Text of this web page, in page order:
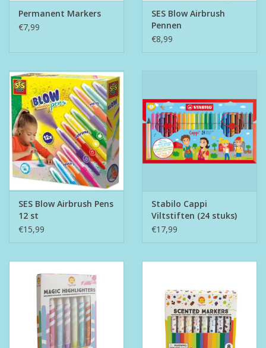
Permanent Markers
€7,99
SES Blow Airbrush
Pennen
€8,99
SES Blow Airbrush Pens
12 st
€15,99
Stabilo Cappi
Viltstiften (24 stuks)
€17,99